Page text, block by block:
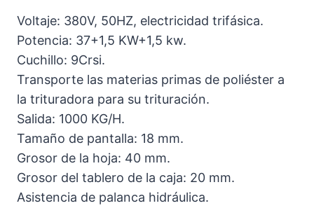
Voltaje: 380V, 50HZ, electricidad trifásica.
Potencia: 37+1,5 KW+1,5 kw.
Cuchillo: 9Crsi.
Transporte las materias primas de poliéster a
la trituradora para su trituración.
Salida: 1000 KG/H.
Tamaño de pantalla: 18 mm.
Grosor de la hoja: 40 mm.
Grosor del tablero de la caja: 20 mm.
Asistencia de palanca hidráulica.